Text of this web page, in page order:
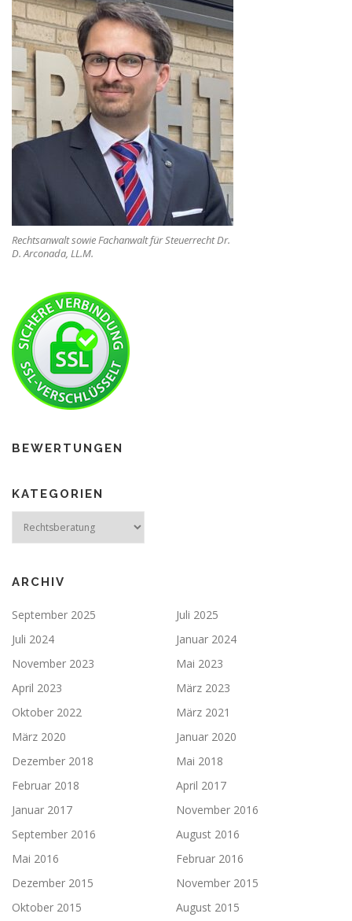
Rechtsanwalt sowie Fachanwalt für Steuerrecht Dr.
D. Arconada, LL.M.
BEWERTUNGEN
KATEGORIEN
ARCHIV
September 2025
Juli 2025
Juli 2024
Januar 2024
November 2023
Mai 2023
April 2023
März 2023
Oktober 2022
März 2021
März 2020
Januar 2020
Dezember 2018
Mai 2018
Februar 2018
April 2017
Januar 2017
November 2016
September 2016
August 2016
Mai 2016
Februar 2016
Dezember 2015
November 2015
Oktober 2015
August 2015